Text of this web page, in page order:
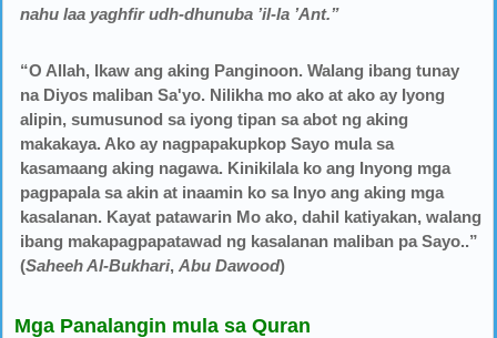
nahu laa yaghfir udh-dhunuba ’il-la ’Ant.”
“O Allah, Ikaw ang aking Panginoon. Walang ibang tunay
na Diyos maliban Sa'yo. Nilikha mo ako at ako ay Iyong
alipin, sumusunod sa iyong tipan sa abot ng aking
makakaya. Ako ay nagpapakupkop Sayo mula sa
kasamaang aking nagawa. Kinikilala ko ang Inyong mga
pagpapala sa akin at inaamin ko sa Inyo ang aking mga
kasalanan. Kayat patawarin Mo ako, dahil katiyakan, walang
ibang makapagpapatawad ng kasalanan maliban pa Sayo..”
(Saheeh Al-Bukhari, Abu Dawood)
Mga Panalangin mula sa Quran